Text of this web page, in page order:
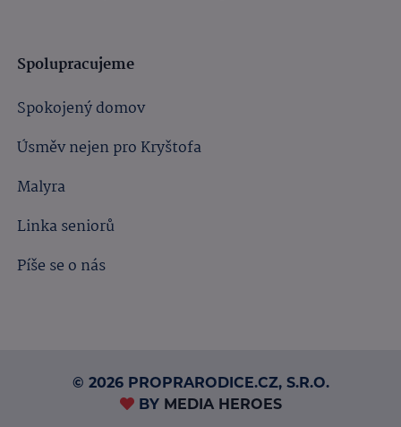
Spolupracujeme
Spokojený domov
Úsměv nejen pro Kryštofa
Malyra
Linka seniorů
Píše se o nás
© 2026 PROPRARODICE.CZ, S.R.O.
BY MEDIA HEROES